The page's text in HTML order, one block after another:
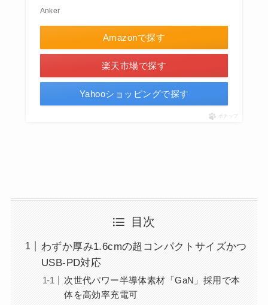
Anker
Amazonで探す
楽天市場で探す
Yahooショッピングで探す
ポチップ
目次
わずか厚み1.6cmの超コンパクトサイズかつ
USB-PD対応
次世代パワー半導体素材「GaN」採用で本
体を高効率充電可